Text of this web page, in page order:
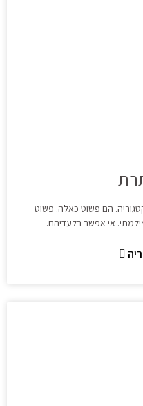
הם פשוט כאלה. פשוט
אי אפשר בלעדיהם.